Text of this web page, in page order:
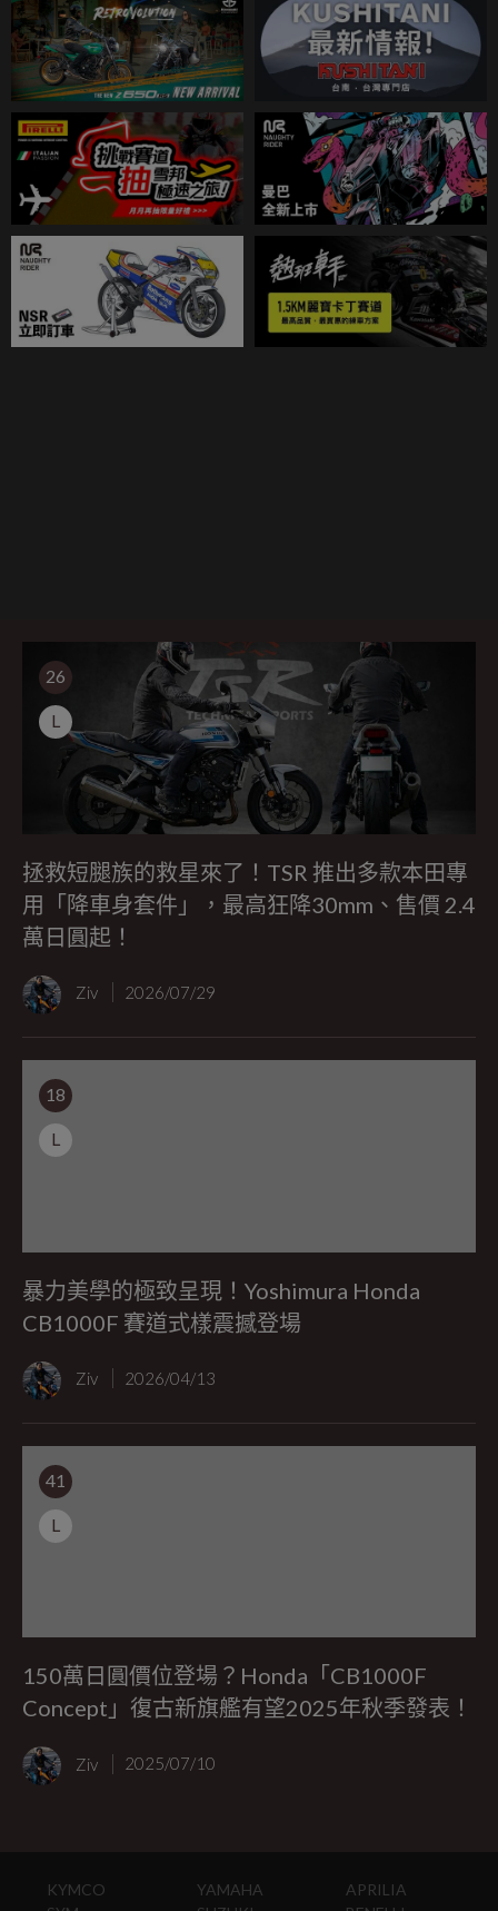
26
L
拯救短腿族的救星來了！TSR 推出多款本田專
用「降車身套件」，最高狂降30mm、售價 2.4
萬日圓起！
Ziv 2026/07/29
18
L
暴力美學的極致呈現！Yoshimura Honda
CB1000F 賽道式樣震撼登場
Ziv 2026/04/13
41
L
150萬日圓價位登場？Honda「CB1000F
Concept」復古新旗艦有望2025年秋季發表！
Ziv 2025/07/10
KYMCO
YAMAHA
APRILIA